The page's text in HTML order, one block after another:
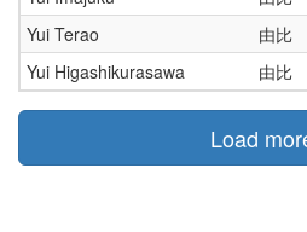
Yui Terao
由比
Yui Higashikurasawa
由比
Load